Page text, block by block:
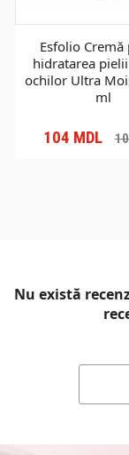
Esfolio Cremă
hidratarea
ochilor Ultra
ml
104 MDL
Nu există